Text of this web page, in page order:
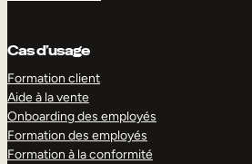
Cas d’usage
Formation client
Aide à la vente
Onboarding des employés
Formation des employés
Formation à la conformité